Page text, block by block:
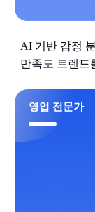
AI 기반 감정
만족도 트렌드
영업 전문가